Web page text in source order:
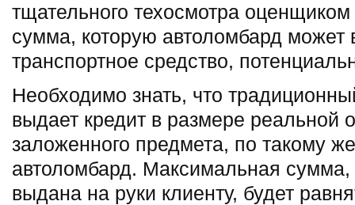
тщательного техосмотра
сумма, которую автоломбард может
транспортное средство,
Необходимо знать, что
выдает кредит в размере реальной
заложенного предмета, по такому
автоломбард. Максимальная сумма,
выдана на руки клиенту, будет